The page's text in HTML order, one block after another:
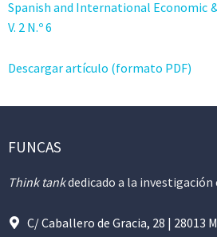
Spanish and International Economic
V. 2 N.º 6
Descargar artículo (formato PDF)
FUNCAS
Think tankdedicado a la investigación
C/ Caballero de Gracia, 28 | 28013